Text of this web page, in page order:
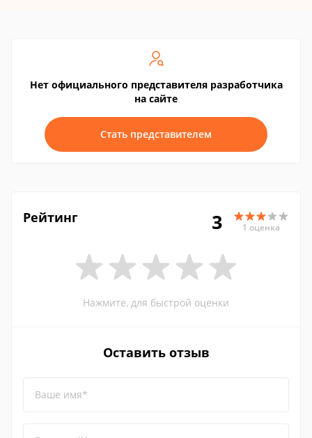
Нет официального представителя разработчика
на сайте
Стать представителем
Рейтинг 3 1 оценка
Нажмите, для быстрой оценки
Оставить отзыв
Ваше имя*